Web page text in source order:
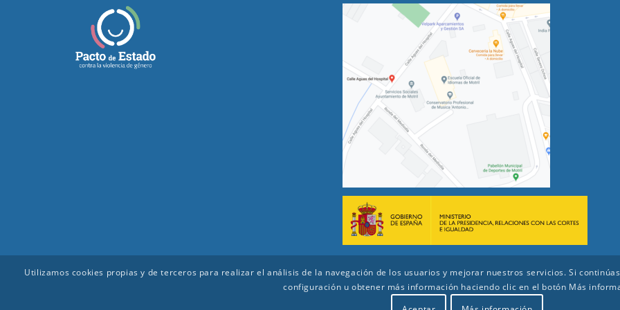
Utilizamos cookies propias y de terceros para realizar el análisis de la navegación de los usuarios y mejorar nuestros servicios. Si
configuración u obtener más información haciendo clic en el botón Más